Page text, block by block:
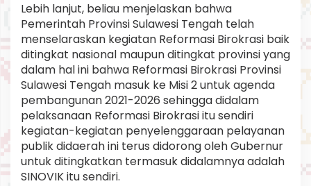
Lebih lanjut, beliau menjelaskan bahwa
Pemerintah Provinsi Sulawesi Tengah telah
menselaraskan kegiatan Reformasi Birokrasi baik
ditingkat nasional maupun ditingkat provinsi yang
dalam hal ini bahwa Reformasi Birokrasi Provinsi
Sulawesi Tengah masuk ke Misi 2 untuk agenda
pembangunan 2021-2026 sehingga didalam
pelaksanaan Reformasi Birokrasi itu sendiri
kegiatan-kegiatan penyelenggaraan pelayanan
publik didaerah ini terus didorong oleh Gubernur
untuk ditingkatkan termasuk didalamnya adalah
SINOVIK itu sendiri.